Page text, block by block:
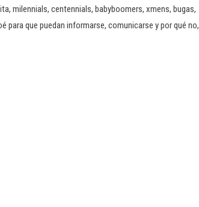
milennials, centennials, babyboomers, xmens, bugas,
que puedan informarse, comunicarse y por qué no,